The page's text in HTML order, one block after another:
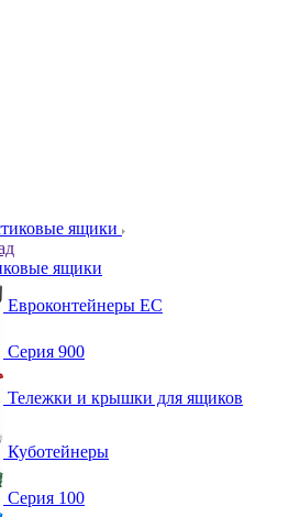
ящики
ящики
Евроконтейнеры ЕС
Серия 900
Тележки и крышки для ящиков
Куботейнеры
Серия 100